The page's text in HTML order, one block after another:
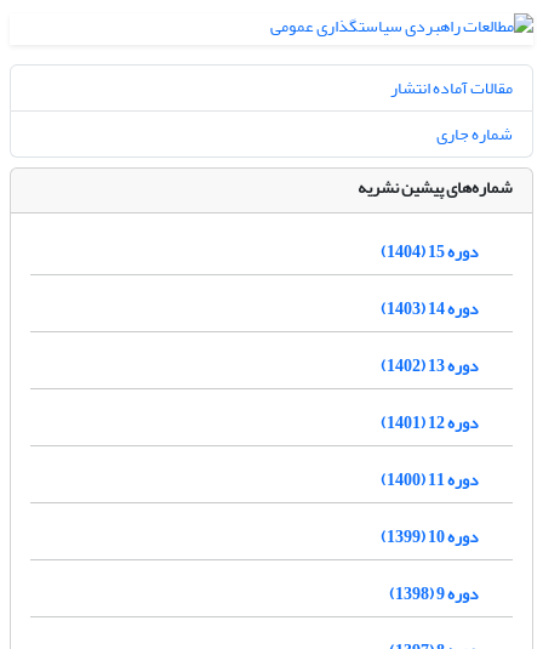
مقالات آماده انتشار
شماره جاری
شماره‌های پیشین نشریه
دوره 15 (1404)
دوره 14 (1403)
دوره 13 (1402)
دوره 12 (1401)
دوره 11 (1400)
دوره 10 (1399)
دوره 9 (1398)